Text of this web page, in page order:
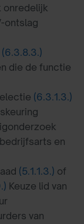
onredelijk
ontslag
(6.3.8.3.)
die de functie
(6.3.1.3.)
en
(5.1.1.3.) of
Keuze lid van
van